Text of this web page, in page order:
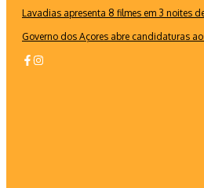
Lavadias apresenta 8 filmes em 3 noites
Governo dos Açores abre candidaturas